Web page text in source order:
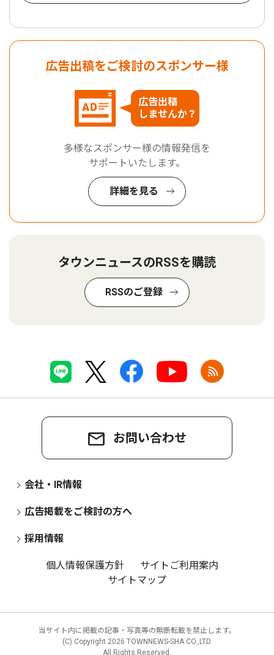
広告出稿をご検討のスポンサー様
広告出稿
しませんか？
多様なスポンサー様の情報発信を
サポートいたします。
詳細を見る
タウンニュースのRSSを購読
RSSのご登録
お問い合わせ
会社・IR情報
広告掲載をご検討の方へ
採用情報
個人情報保護方針
サイトご利用案内
サイトマップ
当サイト内に掲載の記事・写真等の無断転載を禁止します。
(C) Copyright 2026 TOWNNEWS-SHA CO.,LTD.
All Rights Reserved.